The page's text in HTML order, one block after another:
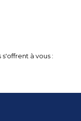
à vous :